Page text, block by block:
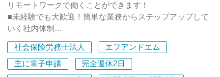
リモートワークで働くことができます！
■未経験でも大歓迎！簡単な業務からステップアップして
いく社内体制
■フレックス制度を導入！働く時間を自分で決めてワーク
ライフバランスを重視！
■人事労務に必要なクラウドツールをゼロから学べる！IT
ツールを社内外で徹底活用！
社会保険労務士法人
エフアンドエム
主に電子申請
完全週休2日